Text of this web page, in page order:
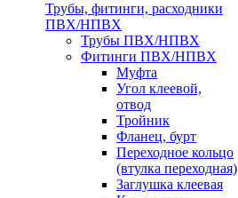
Трубы, фитинги, расходники
ПВХ/НПВХ
Трубы ПВХ/НПВХ
Фитинги ПВХ/НПВХ
Муфта
Угол клеевой,
отвод
Тройник
Фланец, бурт
Переходное кольцо
(втулка переходная)
Заглушка клеевая